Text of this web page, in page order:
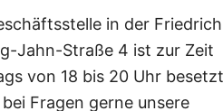
in der
Jahn-Straße 4 ist zur Zeit
von 18 bis 20 Uhr
Fragen gerne unsere